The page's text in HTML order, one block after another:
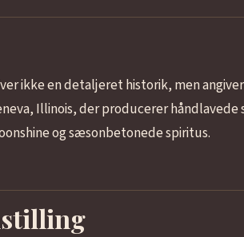
ikke en detaljeret historik, men
Illinois, der producerer håndlavede
og sæsonbetonede spiritus.